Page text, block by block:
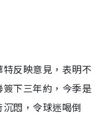
反映意見，表明不
下三年約，今季是
悶，令球迷喝倒